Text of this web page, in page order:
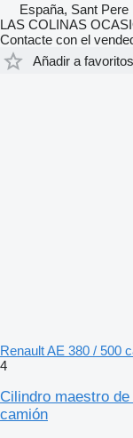
España, Sant
LAS COLINAS
Contacte con el
Añadir a favoritos
Renault AE 380 / 500
4
Cilindro maestro
camión